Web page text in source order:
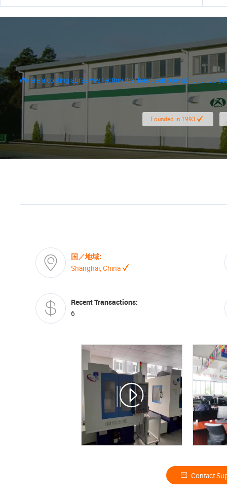
We are a coating abrasives factory that has been operating for 30
We
Founded in 1993
国／地域:
Shanghai, China
Recent Transactions:
6
Contact